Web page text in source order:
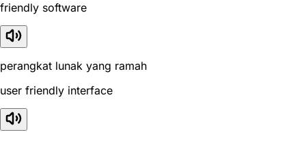
friendly software
perangkat lunak yang ramah
user friendly interface